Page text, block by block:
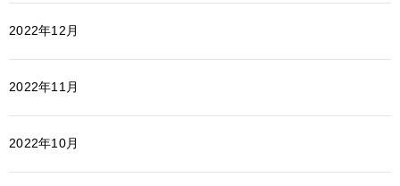
2022年12月
2022年11月
2022年10月